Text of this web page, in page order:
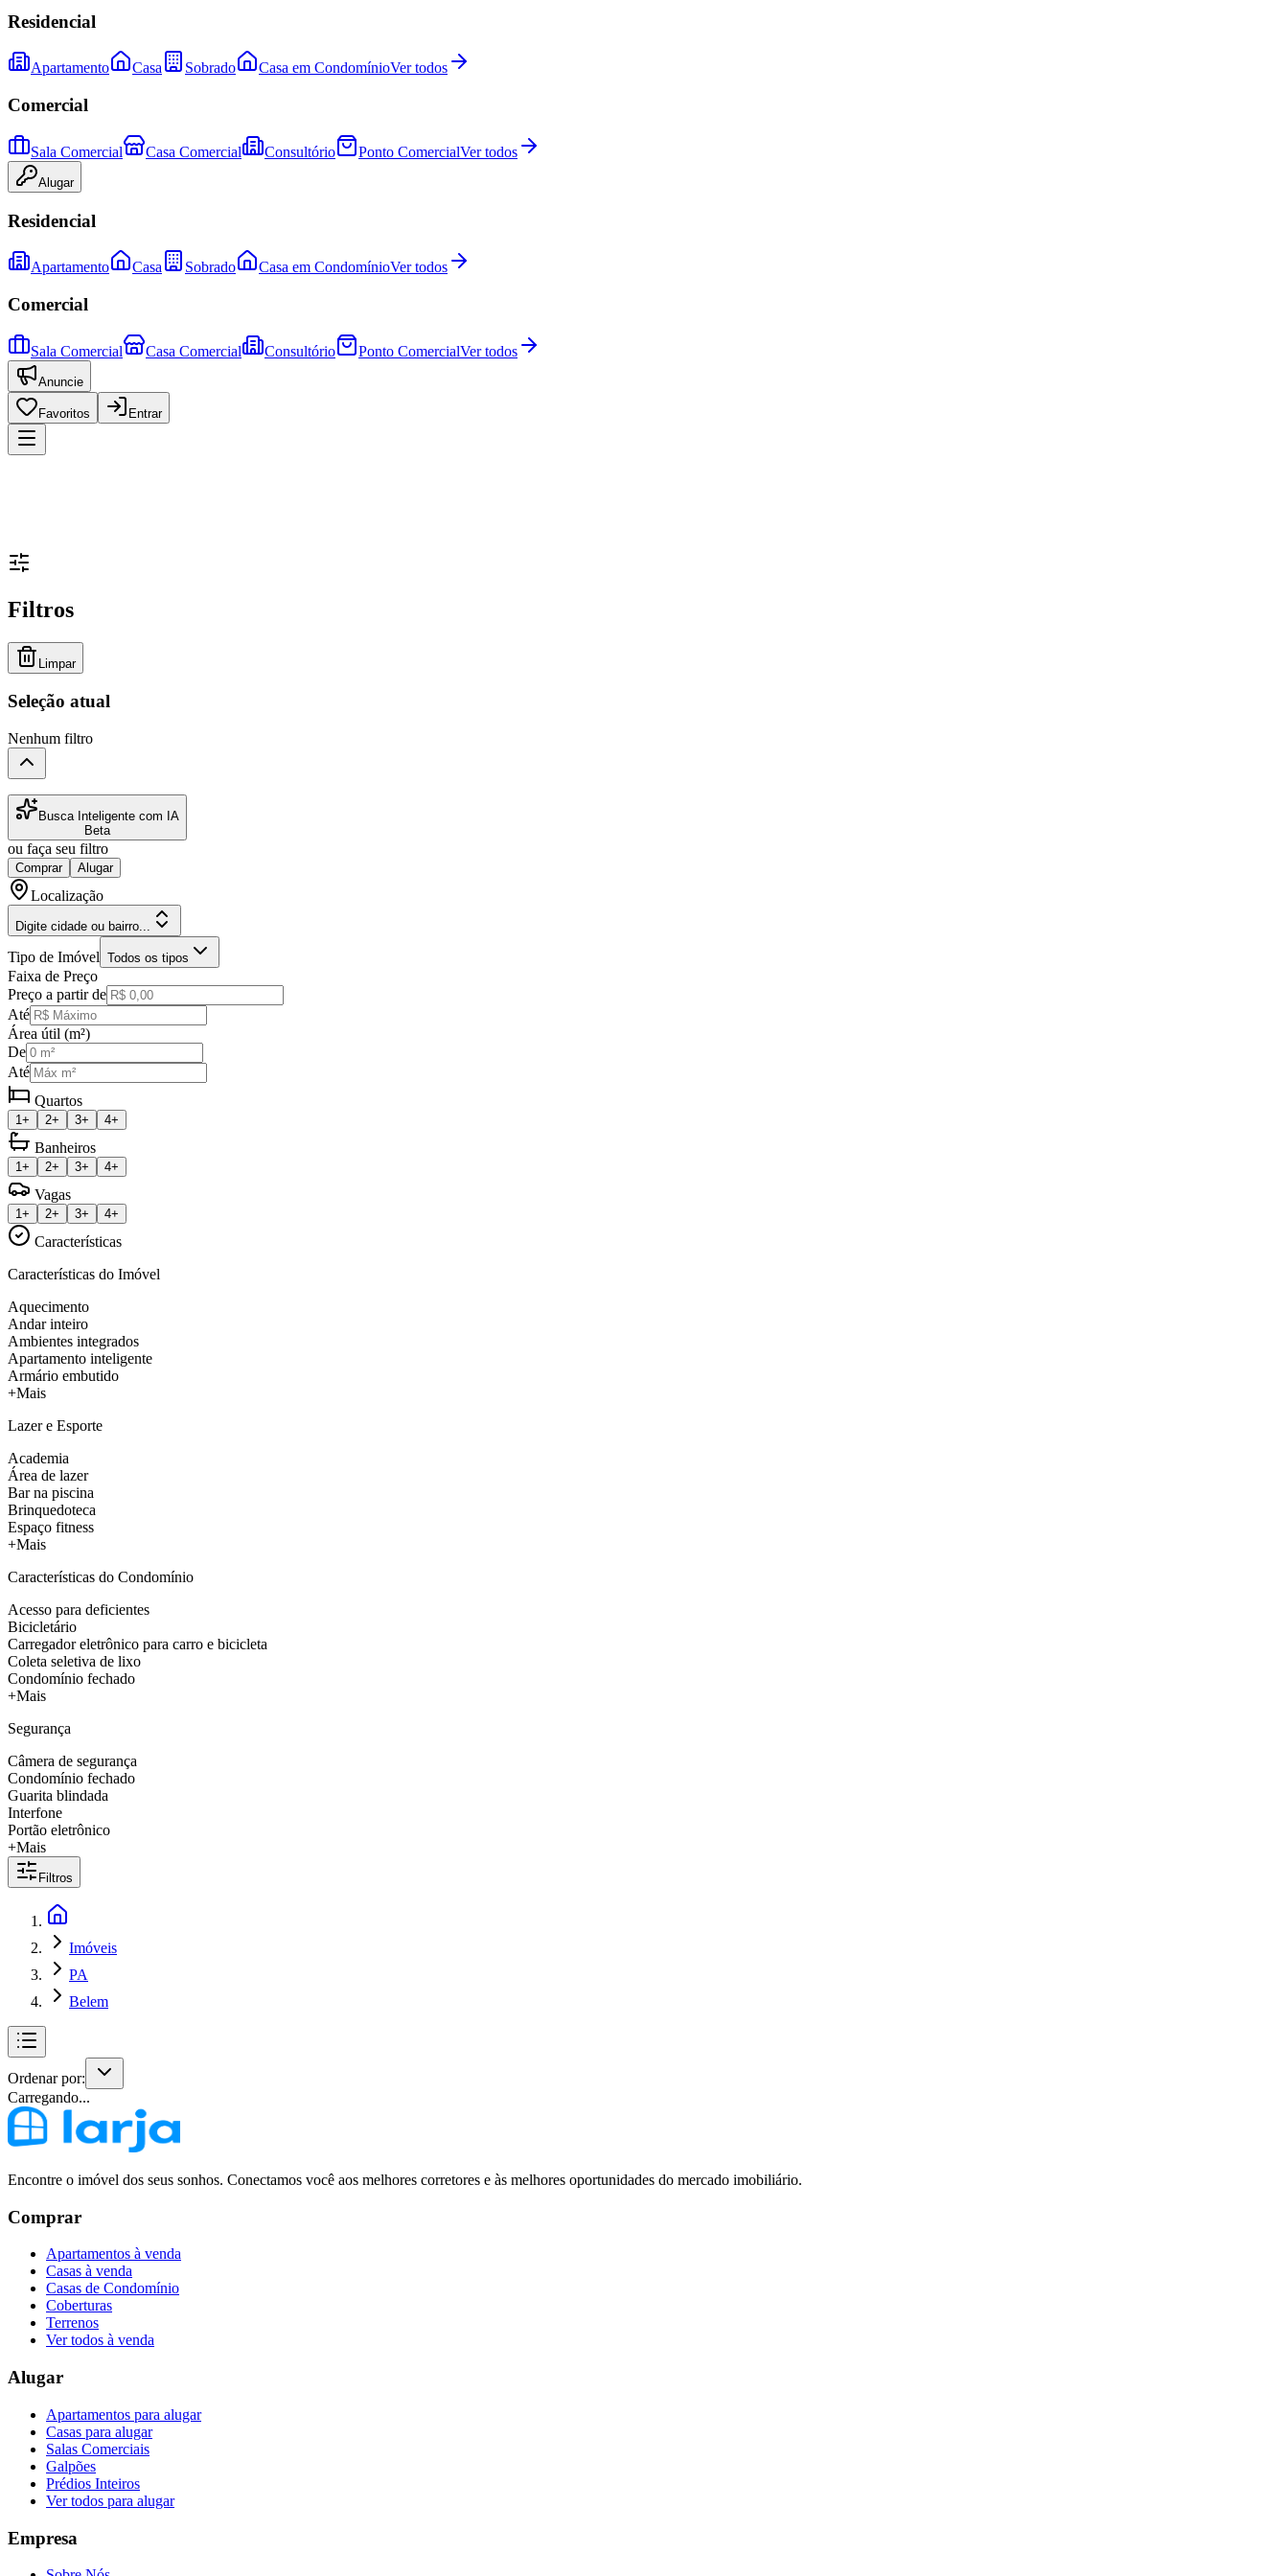
Residencial
Apartamento Casa Sobrado Casa em CondomínioVer todos
Comercial
Sala Comercial Casa Comercial Consultório Ponto ComercialVer todos
Alugar
Residencial
Apartamento Casa Sobrado Casa em CondomínioVer todos
Comercial
Sala Comercial Casa Comercial Consultório Ponto ComercialVer todos
Anuncie
Favoritos Entrar
Filtros
Limpar
Seleção atual
Nenhum filtro
Busca Inteligente com IA
Beta
ou faça seu filtro
Comprar Alugar
Localização
Digite cidade ou bairro...
Tipo de Imóvel Todos os tipos
Faixa de Preço
Preço a partir de
Até
Área útil (m²)
De
Até
Quartos
1+ 2+ 3+ 4+
Banheiros
1+ 2+ 3+ 4+
Vagas
1+ 2+ 3+ 4+
Características
Características do Imóvel
Aquecimento
Andar inteiro
Ambientes integrados
Apartamento inteligente
Armário embutido
+Mais
Lazer e Esporte
Academia
Área de lazer
Bar na piscina
Brinquedoteca
Espaço fitness
+Mais
Características do Condomínio
Acesso para deficientes
Bicicletário
Carregador eletrônico para carro e bicicleta
Coleta seletiva de lixo
Condomínio fechado
+Mais
Segurança
Câmera de segurança
Condomínio fechado
Guarita blindada
Interfone
Portão eletrônico
+Mais
Filtros
Imóveis
PA
Belem
Ordenar por:
Carregando...
Encontre o imóvel dos seus sonhos. Conectamos você aos melhores corretores e às melhores oportunidades do mercado imobiliário.
Comprar
Apartamentos à venda
Casas à venda
Casas de Condomínio
Coberturas
Terrenos
Ver todos à venda
Alugar
Apartamentos para alugar
Casas para alugar
Salas Comerciais
Galpões
Prédios Inteiros
Ver todos para alugar
Empresa